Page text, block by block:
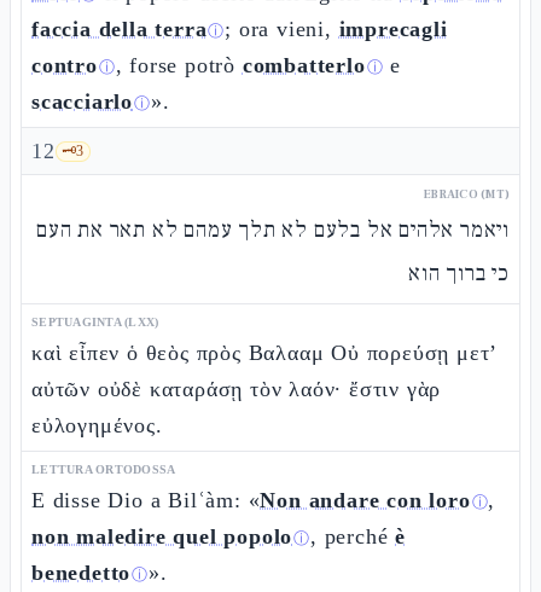
faccia della terraⓘ; ora vieni, imprecagli
controⓘ, forse potrò combatterloⓘ e
scacciarloⓘ».
12 🗝️3
EBRAICO (MT)
ויאמר אלהים אל בלעם לא תלך עמהם לא תאר את העם
כי ברוך הוא
SEPTUAGINTA (LXX)
καὶ εἶπεν ὁ θεὸς πρὸς Βαλααμ Οὐ πορεύσῃ μετ’
αὐτῶν οὐδὲ καταράσῃ τὸν λαόν· ἔστιν γὰρ
εὐλογημένος.
LETTURA ORTODOSSA
E disse Dio a Bilʿàm: «Non andare con loroⓘ,
non maledire quel popoloⓘ, perchéè
benedettoⓘ».